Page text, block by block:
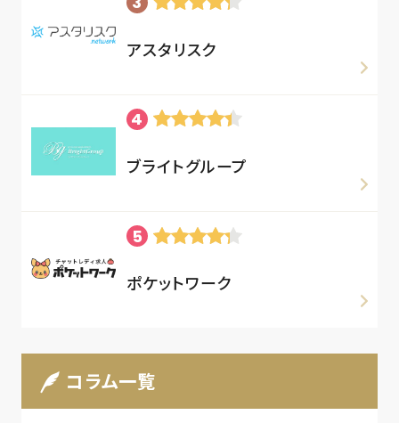
アスタリスク
ブライトグループ
ポケットワーク
コラム一覧